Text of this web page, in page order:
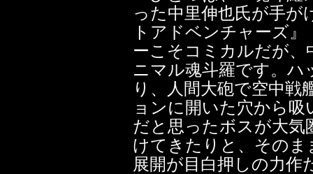
った中里伸也氏が手
トアドベンチャーズ』
ーこそコミカルだが
ニマル魂斗羅です。
り、人間大砲で空中戦
ョンに開いた穴から
だと思ったボスが大気
けてきたりと、その
展開が目白押しの力作